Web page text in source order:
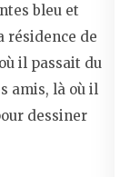
bleu et
résidence de
il passait du
amis, là où il
dessiner